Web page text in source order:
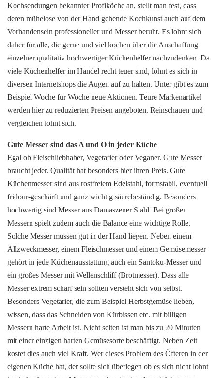
Kochsendungen bekannter Profiköche an, stellt man fest, dass
deren mühelose von der Hand gehende Kochkunst auch auf dem
Vorhandensein professioneller und Messer beruht. Es lohnt sich
daher für alle, die gerne und viel kochen über die Anschaffung
einzelner qualitativ hochwertiger Küchenhelfer nachzudenken. Da
viele Küchenhelfer im Handel recht teuer sind, lohnt es sich in
diversen Internetshops die Augen auf zu halten. Unter gibt es zum
Beispiel Woche für Woche neue Aktionen. Teure Markenartikel
werden hier zu reduzierten Preisen angeboten. Reinschauen und
vergleichen lohnt sich.
Gute Messer sind das A und O in jeder Küche
Egal ob Fleischliebhaber, Vegetarier oder Veganer. Gute Messer
braucht jeder. Qualität hat besonders hier ihren Preis. Gute
Küchenmesser sind aus rostfreiem Edelstahl, formstabil, eventuell
fridour-geschärft und ganz wichtig säurebeständig. Besonders
hochwertig sind Messer aus Damaszener Stahl. Bei großen
Messern spielt zudem auch die Balance eine wichtige Rolle.
Solche Messer müssen gut in der Hand liegen. Neben einem
Allzweckmesser, einem Fleischmesser und einem Gemüsemesser
gehört in jede Küchenausstattung auch ein Santoku-Messer und
ein großes Messer mit Wellenschliff (Brotmesser). Dass alle
Messer extrem scharf sein sollten versteht sich von selbst.
Besonders Vegetarier, die zum Beispiel Herbstgemüse lieben,
wissen, dass das Schneiden von Kürbissen etc. mit billigen
Messern harte Arbeit ist. Nicht selten ist man bis zu 20 Minuten
mit einer einzigen harten Gemüsesorte beschäftigt. Neben Zeit
kostet dies auch viel Kraft. Wer dieses Problem des Öfteren in der
eigenen Küche hat, der sollte sich überlegen ob es sich nicht lohnt